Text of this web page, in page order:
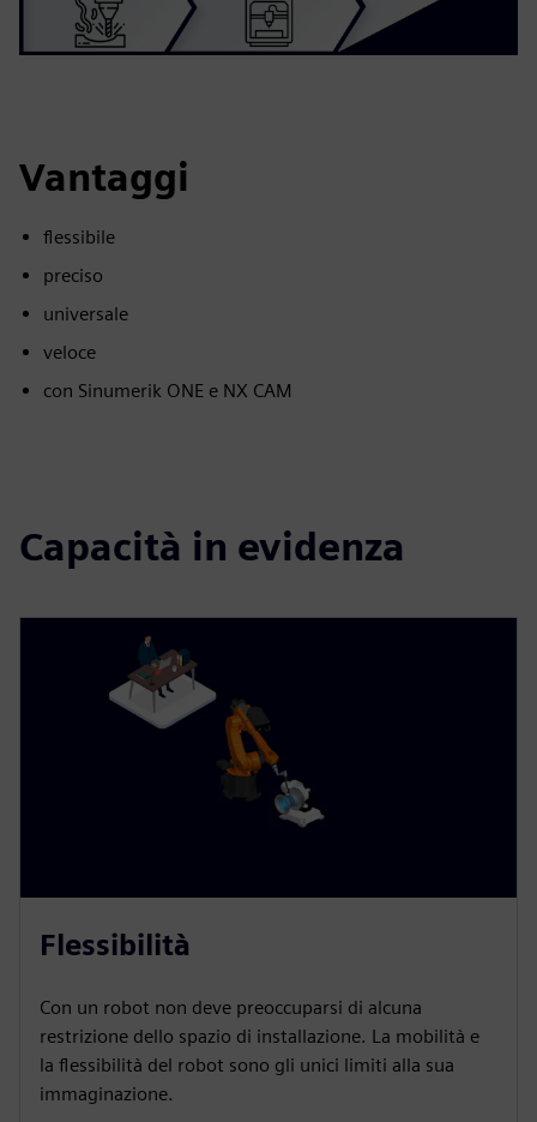
Vantaggi
flessibile
preciso
universale
veloce
con Sinumerik ONE e NX CAM
Capacità in evidenza
Flessibilità
Con un robot non deve preoccuparsi di alcuna
restrizione dello spazio di installazione. La mobilità e
la flessibilità del robot sono gli unici limiti alla sua
immaginazione.